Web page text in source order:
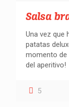
Salsa
Una vez que
patatas
momento de
del aperitivo!
5